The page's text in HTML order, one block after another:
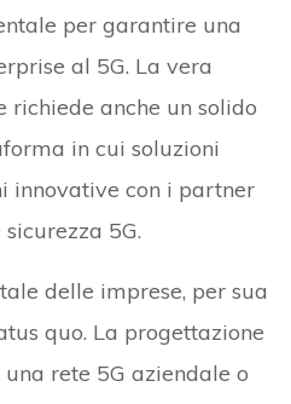
per garantire una
al 5G. La vera
anche un solido
in cui soluzioni
innovative con i partner
5G.
delle imprese, per sua
quo. La progettazione
rete 5G aziendale o